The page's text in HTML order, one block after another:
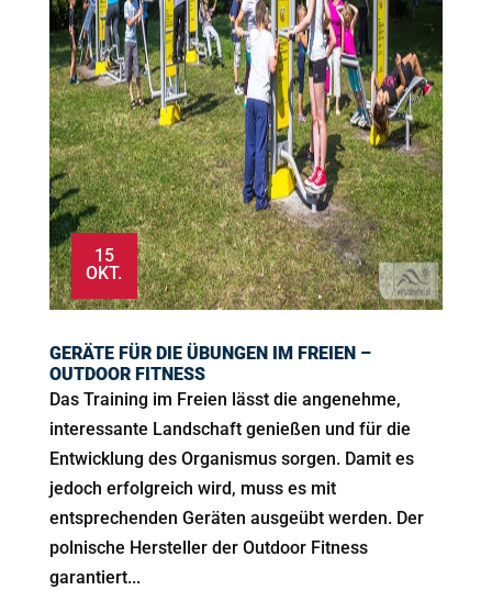
GERÄTE FÜR DIE ÜBUNGEN IM FREIEN –
OUTDOOR FITNESS
15
OKT.
Das Training im Freien lässt die angenehme,
interessante Landschaft genießen und für die
Entwicklung des Organismus sorgen. Damit es
jedoch erfolgreich wird, muss es mit
entsprechenden Geräten ausgeübt werden. Der
polnische Hersteller der Outdoor Fitness
garantiert...